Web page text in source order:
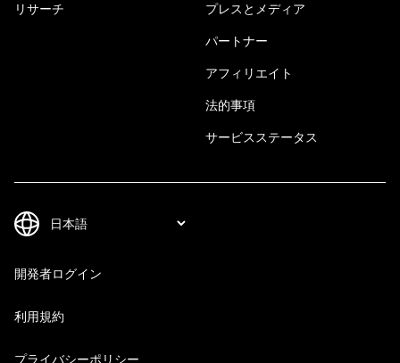
リサーチ プレスとメディア
パートナー
アフィリエイト
法的事項
サービスステータス
開発者ログイン
利用規約
プライバシーポリシー